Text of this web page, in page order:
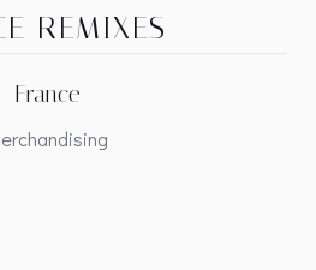
REMIXES
France